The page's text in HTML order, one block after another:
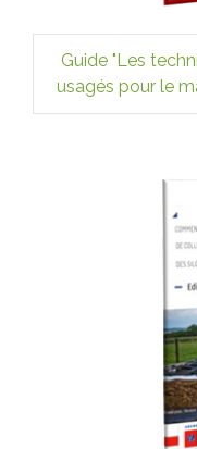
Guide "Les
usagés pour le